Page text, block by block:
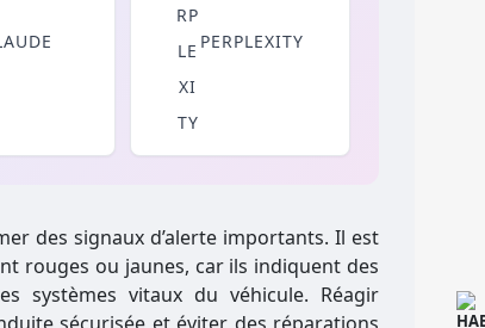
PERPLEXITY
des signaux d’alerte importants. Il est
rouges ou jaunes, car ils indiquent des
systèmes vitaux du véhicule. Réagir